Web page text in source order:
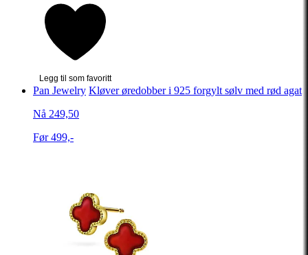
Legg til som favoritt
Pan Jewelry Kløver øredobber i 925 forgylt sølv med rød agat
Nå 249,50
Før 499,-